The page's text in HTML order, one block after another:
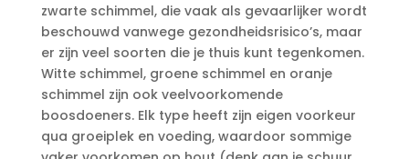
zwarte schimmel, die vaak als gevaarlijker wordt
beschouwd vanwege gezondheidsrisico’s, maar
er zijn veel soorten die je thuis kunt tegenkomen.​
Witte schimmel, groene schimmel en oranje
schimmel zijn ook veelvoorkomende
boosdoeners.​ Elk type heeft zijn eigen voorkeur
qua groeiplek en voeding, waardoor sommige